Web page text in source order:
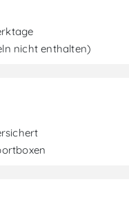
nicht enthalten)